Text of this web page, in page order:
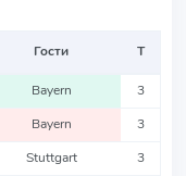
Гости Т
Bayern 3
Bayern 3
Stuttgart 3